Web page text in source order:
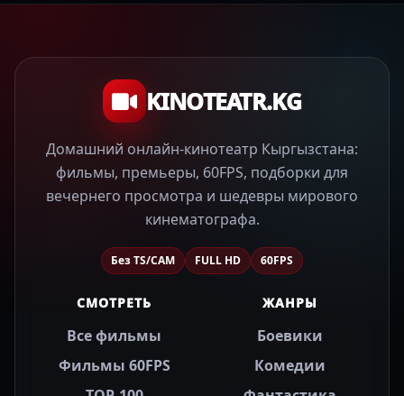
KINOTEATR.KG
Домашний онлайн-кинотеатр Кыргызстана:
фильмы, премьеры, 60FPS, подборки для
вечернего просмотра и шедевры мирового
кинематографа.
Без TS/CAM FULL HD 60FPS
СМОТРЕТЬ
Все фильмы
Фильмы 60FPS
ЖАНРЫ
Боевики
Комедии